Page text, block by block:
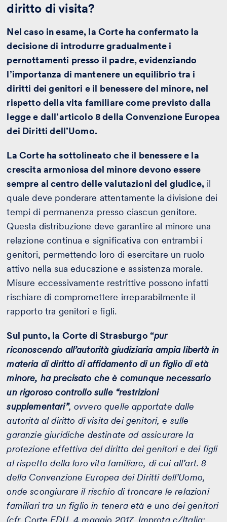
diritto di visita?
Nel caso in esame, la Corte ha confermato la
decisione di introdurre gradualmente i
pernottamenti presso il padre, evidenziando
l’importanza di mantenere un equilibrio tra i
diritti dei genitori e il benessere del minore, nel
rispetto della vita familiare come previsto dalla
legge e dall’articolo 8 della Convenzione Europea
dei Diritti dell’Uomo.
La Corte ha sottolineato che il benessere e la
crescita armoniosa del minore devono essere
sempre al centro delle valutazioni del giudice,il
quale deve ponderare attentamente la divisione dei
tempi di permanenza presso ciascun genitore.
Questa distribuzione deve garantire al minore una
relazione continua e significativa con entrambi i
genitori, permettendo loro di esercitare un ruolo
attivo nella sua educazione e assistenza morale.
Misure eccessivamente restrittive possono infatti
rischiare di compromettere irreparabilmente il
rapporto tra genitori e figli.
Sul punto, la Corte di Strasburgo “pur
riconoscendo all’autorità giudiziaria ampia libertà in
materia di diritto di affidamento di un figlio di età
minore, ha precisato che è comunque necessario
un rigoroso controllo sulle “restrizioni
supplementari”, ovvero quelle apportate dalle
autorità al diritto di visita dei genitori, e sulle
garanzie giuridiche destinate ad assicurare la
protezione effettiva del diritto dei genitori e dei figli
al rispetto della loro vita familiare, di cui all’art. 8
della Convenzione Europea dei Diritti dell’Uomo,
onde scongiurare il rischio di troncare le relazioni
familiari tra un figlio in tenera età e uno dei genitori
(cfr. Corte EDU, 4 maggio 2017, Improta c/Italia;